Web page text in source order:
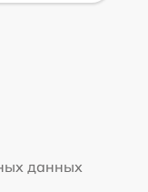
данных